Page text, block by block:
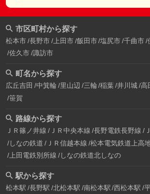
市区町村から探す
松本市 長野市 上田市 飯田市 塩尻市 千曲市
佐久市 諏訪市
町名から探す
広丘吉田 中箕輪 里山辺 三輪 稲葉 井川城 高
笹賀
路線から探す
ＪＲ篠ノ井線 ＪＲ中央本線 長野電鉄長野線
しなの鉄道 ＪＲ信越本線 松本電気鉄道上高
上田電鉄別所線 しなの鉄道北しなの
駅から探す
松本駅 長野駅 北松本駅 南松本駅 西松本駅